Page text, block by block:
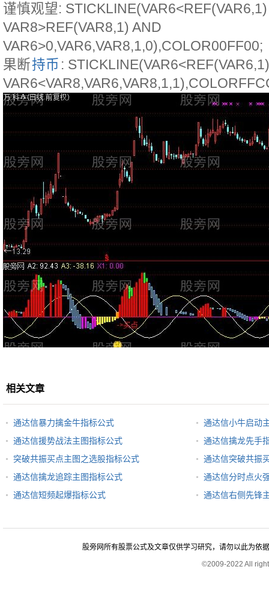
谨慎观望:
VAR8>REF(VAR8,1) AND
VAR6>0,VAR6,VAR8,1,0),COLOR00FF00;
果断持币 :
相关文章
通达信暴力擒金牛指标公式
通达信小牛启动
通达信援势战法主图指标公式
通达信擒龙先手
突破共振买点主图之选股指标公式
通达信突破共振
通达信擒龙追踪主图指标公式
通达信分时点火
通达信短频起爆指标公式
通达信右侧先锋
股旁网所有股票公式及文章仅供学习研究，请勿以此为依
©2009-2022 All